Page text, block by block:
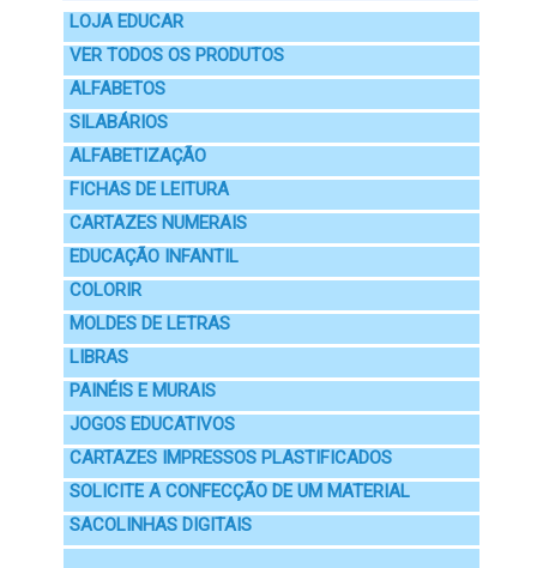
LOJA EDUCAR
VER TODOS OS PRODUTOS
ALFABETOS
SILABÁRIOS
ALFABETIZAÇÃO
FICHAS DE LEITURA
CARTAZES NUMERAIS
EDUCAÇÃO INFANTIL
COLORIR
MOLDES DE LETRAS
LIBRAS
PAINÉIS E MURAIS
JOGOS EDUCATIVOS
CARTAZES IMPRESSOS PLASTIFICADOS
SOLICITE A CONFECÇÃO DE UM MATERIAL
SACOLINHAS DIGITAIS